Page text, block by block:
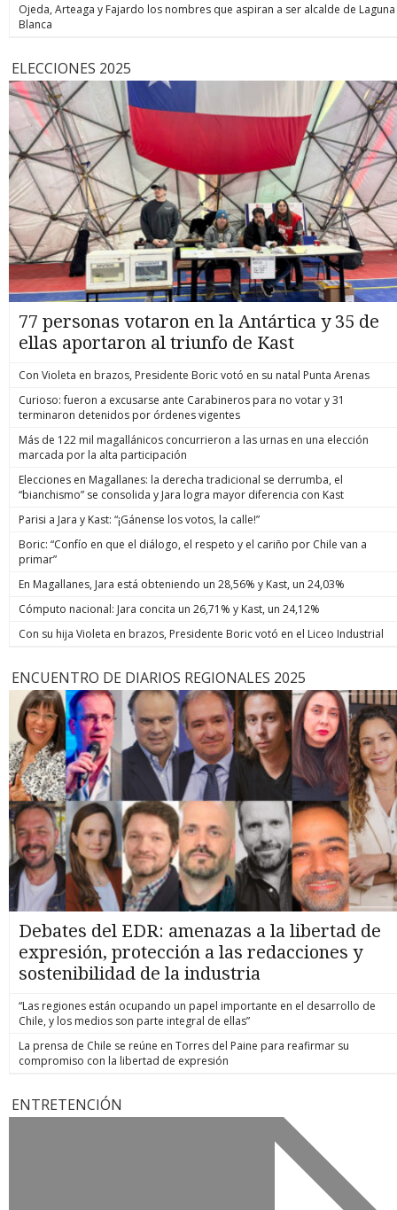
Ojeda, Arteaga y Fajardo los nombres que aspiran a ser alcalde de Laguna
Blanca
ELECCIONES 2025
77 personas votaron en la Antártica y 35 de
ellas aportaron al triunfo de Kast
Con Violeta en brazos, Presidente Boric votó en su natal Punta Arenas
Curioso: fueron a excusarse ante Carabineros para no votar y 31
terminaron detenidos por órdenes vigentes
Más de 122 mil magallánicos concurrieron a las urnas en una elección
marcada por la alta participación
Elecciones en Magallanes: la derecha tradicional se derrumba, el
“bianchismo” se consolida y Jara logra mayor diferencia con Kast
Parisi a Jara y Kast: “¡Gánense los votos, la calle!”
Boric: “Confío en que el diálogo, el respeto y el cariño por Chile van a
primar”
En Magallanes, Jara está obteniendo un 28,56% y Kast, un 24,03%
Cómputo nacional: Jara concita un 26,71% y Kast, un 24,12%
Con su hija Violeta en brazos, Presidente Boric votó en el Liceo Industrial
ENCUENTRO DE DIARIOS REGIONALES 2025
Debates del EDR: amenazas a la libertad de
expresión, protección a las redacciones y
sostenibilidad de la industria
“Las regiones están ocupando un papel importante en el desarrollo de
Chile, y los medios son parte integral de ellas”
La prensa de Chile se reúne en Torres del Paine para reafirmar su
compromiso con la libertad de expresión
ENTRETENCIÓN